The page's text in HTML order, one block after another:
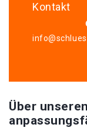
Kontakt
Über